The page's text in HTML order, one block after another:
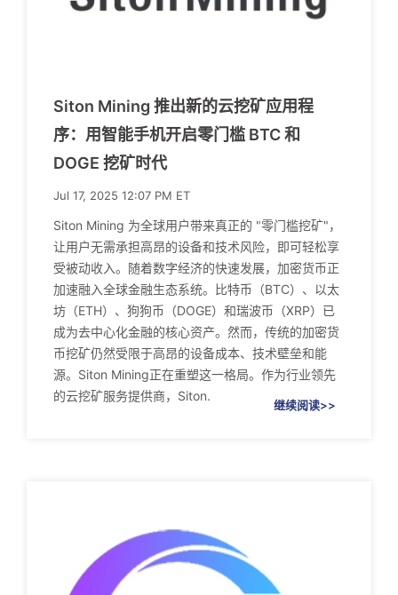
Siton Mining 推出新的云挖矿应用程
序：用智能手机开启零门槛 BTC 和
DOGE 挖矿时代
Jul 17, 2025 12:07 PM ET
Siton Mining 为全球用户带来真正的 "零门槛挖矿"，
让用户无需承担高昂的设备和技术风险，即可轻松享
受被动收入。随着数字经济的快速发展，加密货币正
加速融入全球金融生态系统。比特币（BTC）、以太
坊（ETH）、狗狗币（DOGE）和瑞波币（XRP）已
成为去中心化金融的核心资产。然而，传统的加密货
币挖矿仍然受限于高昂的设备成本、技术壁垒和能
源。Siton Mining正在重塑这一格局。作为行业领先
的云挖矿服务提供商，Siton.
继续阅读>>